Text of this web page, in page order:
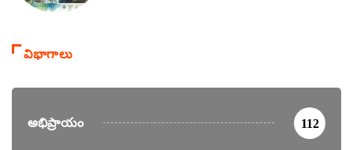
విభాగాలు
అభిప్రాయం 112